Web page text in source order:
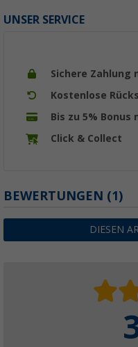
UNSER SERVICE
Sichere Zahlung
Kostenlose
Bis zu 5%
Click & Collect
BEWERTUNGEN (1)
DIESEN